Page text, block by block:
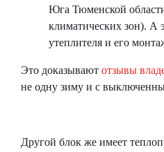
Юга Тюменской
климатических зон). А
утеплителя и его
Это доказывают отзывы
не одну зиму и с
Другой блок же имеет